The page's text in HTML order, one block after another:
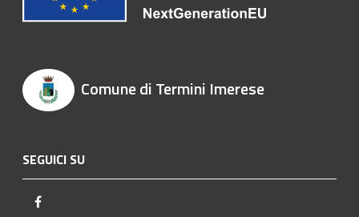
Comune di Termini Imerese
SEGUICI SU